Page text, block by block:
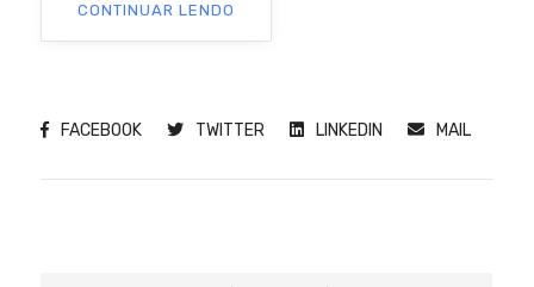
CONTINUAR LENDO
FACEBOOK TWITTER LINKEDIN MAIL